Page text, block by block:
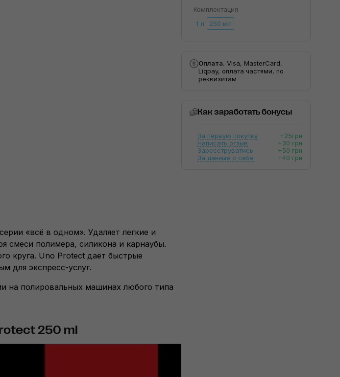
«всё в одном». Удаляет легкие и
смеси полимера, силикона и карнаубы.
круга. Uno Protect даёт быстрые
для экспресс-услуг.
на полировальных машинах любого типа
250 ml
Комплектация
1 л
250 мл
Оплата. Visa, MasterCard,
Liqpay, оплата частями, по
реквизитам
Как заработать бонусы
За первую покупку
+25грн
Написать отзыв
+30 грн
Зареєструватись
+50 грн
За данные о себе
+40 грн